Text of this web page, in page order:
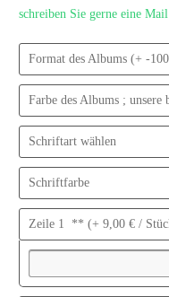
schreiben Sie gerne eine
Format des Albums (+ -
Farbe des Albums ; unsere
Schriftart wählen
Schriftfarbe
Zeile 1 ** (+ 9,00 € /